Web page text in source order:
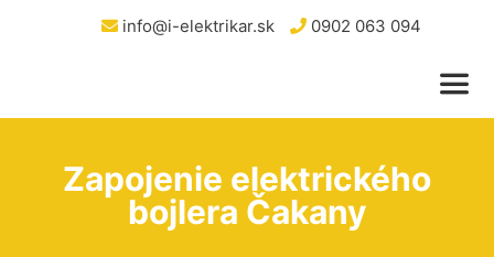
info@i-elektrikar.sk 0902 063 094
Zapojenie elektrického
bojlera Čakany